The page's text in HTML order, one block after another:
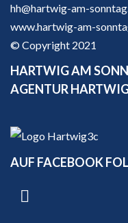
hh@hartwig-am-
www.hartwig-am-
© Copyright 2021
HARTWIG AM
AGENTUR
AUF FACEBOOK